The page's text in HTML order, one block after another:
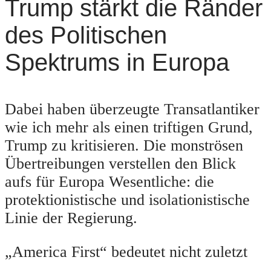
Trump stärkt die Ränder
des Politischen
Spektrums in Europa
Dabei haben überzeugte Transatlantiker
wie ich mehr als einen triftigen Grund,
Trump zu kritisieren. Die monströsen
Übertreibungen verstellen den Blick
aufs für Europa Wesentliche: die
protektionistische und isolationistische
Linie der Regierung.
„America First“ bedeutet nicht zuletzt